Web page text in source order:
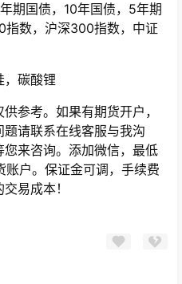
国债，10年国债，5年期
数，沪深300指数，中证
碳酸锂
考。如果有期货开户，
请联系在线客服与我沟
来咨询。添加微信，最低
户。保证金可调，手续费
易成本！